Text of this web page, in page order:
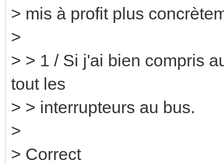
> mis à profit plus
>
> > 1 / Si j'ai bien compris
tout les
> > interrupteurs au bus.
>
> Correct